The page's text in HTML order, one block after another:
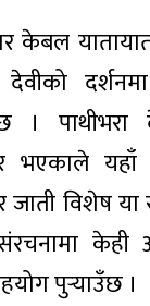
केबल
दर्शनमा
।
भएकाले यहाँ
जाती विशेष
पुर्‍याउँछ ।